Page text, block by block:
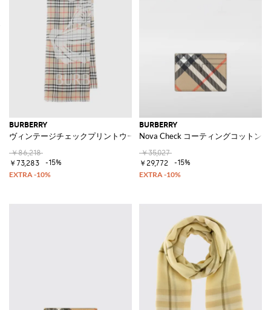
BURBERRY
ヴィンテージチェックプリントウールシルクスカーフ
￥86,218
￥73,283
-15%
BURBERRY
Nova Check コーティングコットン
￥35,027
￥29,772
-15%